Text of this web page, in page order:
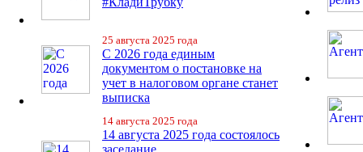
25 августа 2025 года
С 2026 года единым
документом о постановке на
учет в налоговом органе станет
выписка
14 августа 2025 года
14 августа 2025 года состоялось
заседание